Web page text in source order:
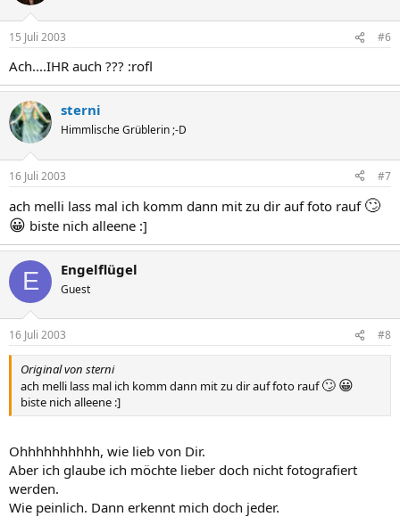
15 Juli 2003 #6
Ach....IHR auch ??? :rofl
sterni
Himmlische Grüblerin ;-D
16 Juli 2003 #7
ach melli lass mal ich komm dann mit zu dir auf foto rauf 🙄
😀 biste nich alleene :]
E Engelflügel
Guest
16 Juli 2003 #8
Original von sterni
ach melli lass mal ich komm dann mit zu dir auf foto rauf🙄😀
biste nich alleene :]
Ohhhhhhhhhh, wie lieb von Dir.
Aber ich glaube ich möchte lieber doch nicht fotografiert
werden.
Wie peinlich. Dann erkennt mich doch jeder.